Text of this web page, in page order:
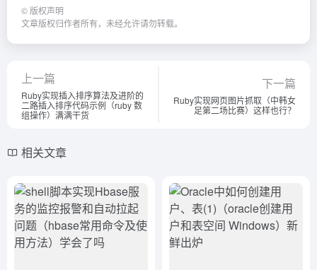
© 版权声明
文章版权归作者所有，未经允许请勿转载。
上一篇
Ruby实现插入排序算法及进阶的
二路插入排序代码示例（ruby 数
组操作）满满干货
下一篇
Ruby实现网页图片抓取（中韩女
足第二场比赛）这样也行？
相关文章